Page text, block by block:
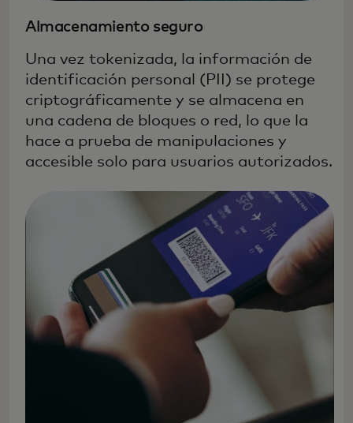
Almacenamiento seguro
Una vez tokenizada, la información de
identificación personal (PII) se protege
criptográficamente y se almacena en
una cadena de bloques o red, lo que la
hace a prueba de manipulaciones y
accesible solo para usuarios autorizados.